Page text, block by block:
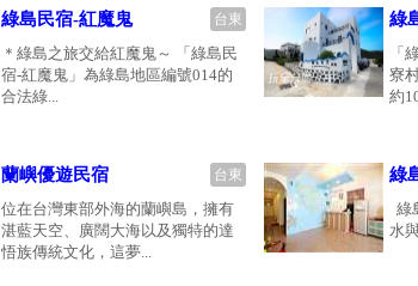
台東
綠島民宿-紅魔鬼
＊綠島之旅交給紅魔鬼～ 「綠島民
宿-紅魔鬼」為綠島地區編號014的
合法綠...
綠
「
寮
約
台東
蘭嶼優遊民宿
位在台灣東部外海的蘭嶼島，擁有
湛藍天空、廣闊大海以及獨特的達
悟族傳統文化，這夢...
綠
綠
水